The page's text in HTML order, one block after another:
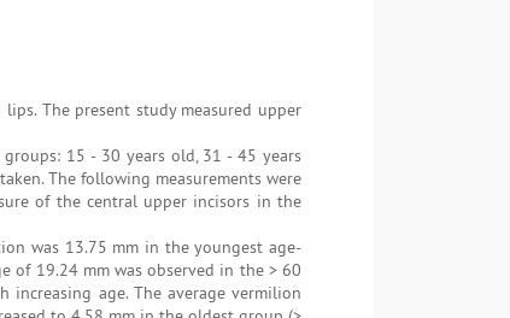
The present study measured upper
15 - 30 years old, 31 - 45 years
The following measurements were
of the central upper incisors in the
was 13.75 mm in the youngest age-
of 19.24 mm was observed in the > 60
age. The average vermilion